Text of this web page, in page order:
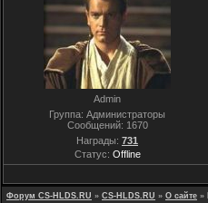
Admin
Группа: Администраторы
Сообщений: 1670
Награды: 731
Статус: Offline
Форум CS-HLDS.RU » CS-HLDS.RU » О сайте »